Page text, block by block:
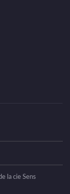
la cie Sens